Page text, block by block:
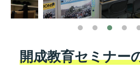
開成教育セミナー